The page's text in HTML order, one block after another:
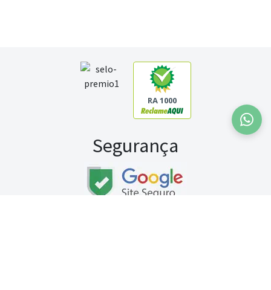
RA 1000
Segurança